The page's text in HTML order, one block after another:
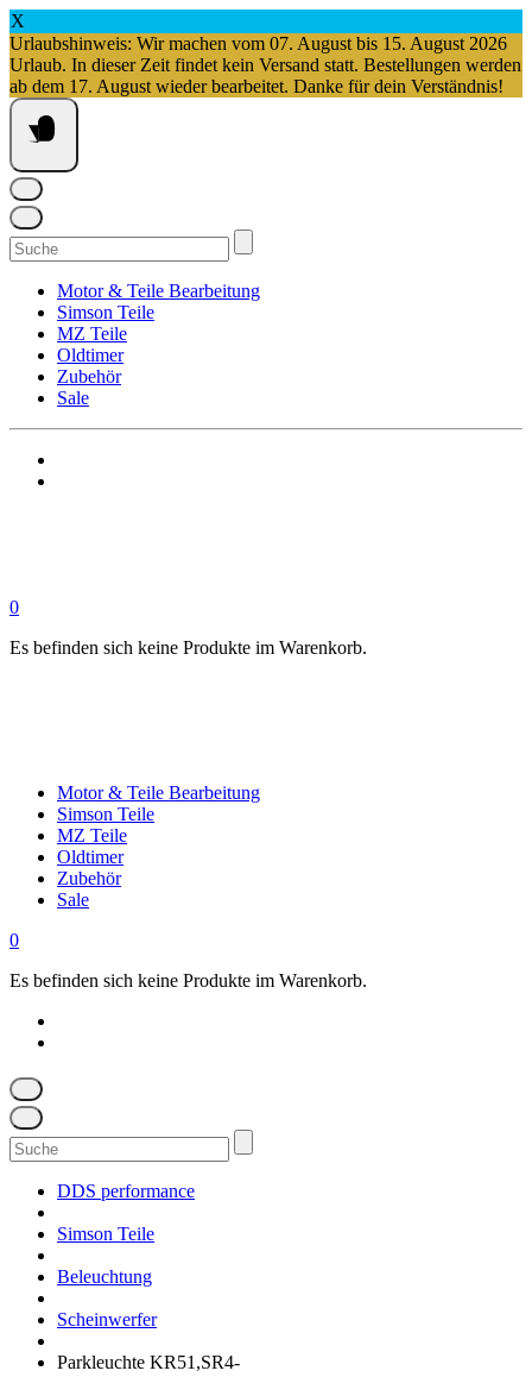
X
Urlaubshinweis: Wir machen vom 07. August bis 15. August 2026
Urlaub. In dieser Zeit findet kein Versand statt. Bestellungen werden
ab dem 17. August wieder bearbeitet. Danke für dein Verständnis!
Springe
zum
Inhalt
Suchen
nach:
Motor & Teile Bearbeitung
Simson Teile
MZ Teile
Oldtimer
Zubehör
Sale
0
Es befinden sich keine Produkte im Warenkorb.
Motor & Teile Bearbeitung
Simson Teile
MZ Teile
Oldtimer
Zubehör
Sale
0
Es befinden sich keine Produkte im Warenkorb.
Suchen
nach:
DDS performance
Simson Teile
Beleuchtung
Scheinwerfer
Parkleuchte KR51,SR4-